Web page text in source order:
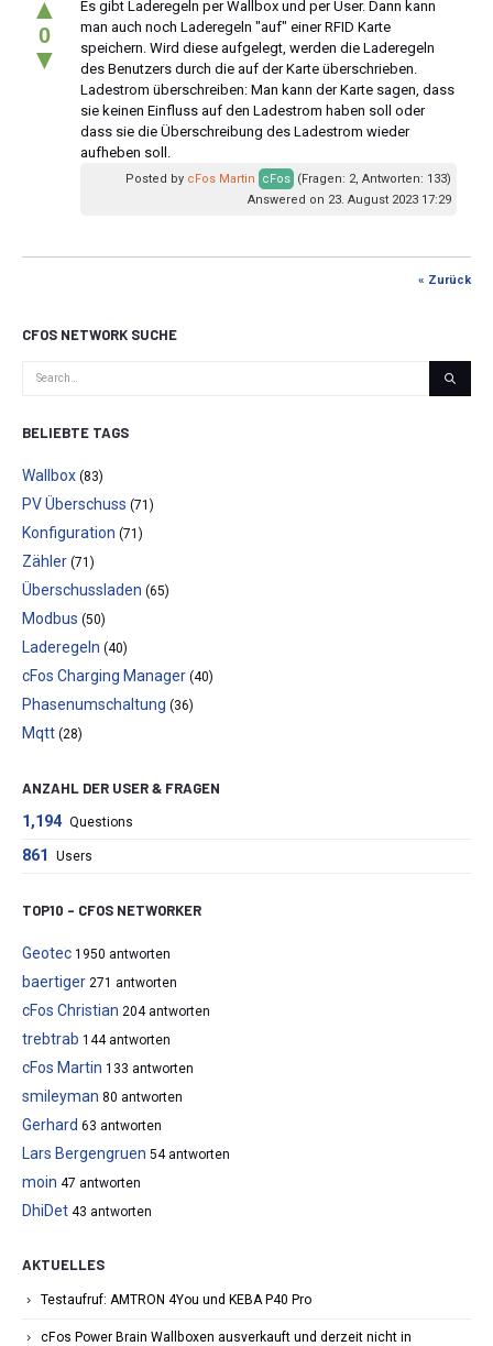
▲
0
▼
Es gibt Laderegeln per Wallbox und per User. Dann kann
man auch noch Laderegeln "auf" einer RFID Karte
speichern. Wird diese aufgelegt, werden die Laderegeln
des Benutzers durch die auf der Karte überschrieben.
Ladestrom überschreiben: Man kann der Karte sagen, dass
sie keinen Einfluss auf den Ladestrom haben soll oder
dass sie die Überschreibung des Ladestrom wieder
aufheben soll.
Posted by cFos Martin cFos (Fragen: 2, Antworten: 133)
Answered on 23. August 2023 17:29
« Zurück
CFOS NETWORK SUCHE
BELIEBTE TAGS
Wallbox (83)
PV Überschuss (71)
Konfiguration (71)
Zähler (71)
Überschussladen (65)
Modbus (50)
Laderegeln (40)
cFos Charging Manager (40)
Phasenumschaltung (36)
Mqtt (28)
ANZAHL DER USER & FRAGEN
1,194 Questions
861 Users
TOP10 – CFOS NETWORKER
Geotec 1950 antworten
baertiger 271 antworten
cFos Christian 204 antworten
trebtrab 144 antworten
cFos Martin 133 antworten
smileyman 80 antworten
Gerhard 63 antworten
Lars Bergengruen 54 antworten
moin 47 antworten
DhiDet 43 antworten
AKTUELLES
Testaufruf: AMTRON 4You und KEBA P40 Pro
cFos Power Brain Wallboxen ausverkauft und derzeit nicht in